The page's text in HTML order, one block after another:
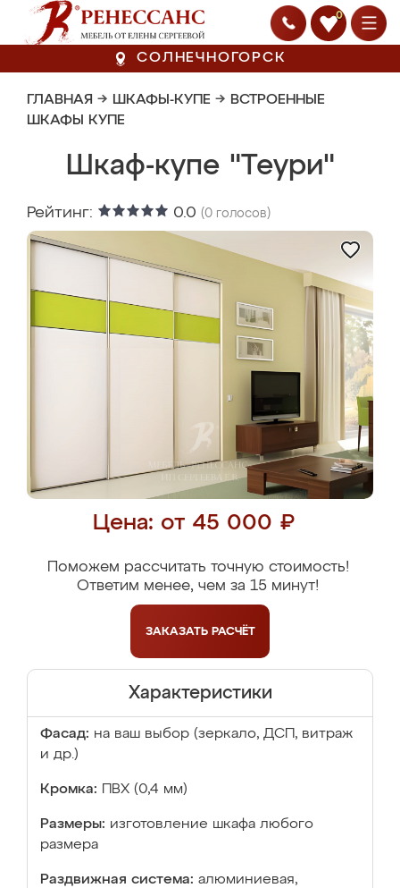
0
СОЛНЕЧНОГОРСК
ГЛАВНАЯ → ШКАФЫ-КУПЕ → ВСТРОЕННЫЕ
ШКАФЫ КУПЕ
Шкаф-купе "Теури"
Рейтинг: 0.0 (0 голосов)
Цена: от 45 000 ₽
Поможем рассчитать точную стоимость!
Ответим менее, чем за 15 минут!
ЗАКАЗАТЬ РАСЧЁТ
Характеристики
Фасад: на ваш выбор (зеркало, ДСП, витраж
и др.)
Кромка: ПВХ (0,4 мм)
Размеры: изготовление шкафа любого
размера
Раздвижная система: алюминиевая,